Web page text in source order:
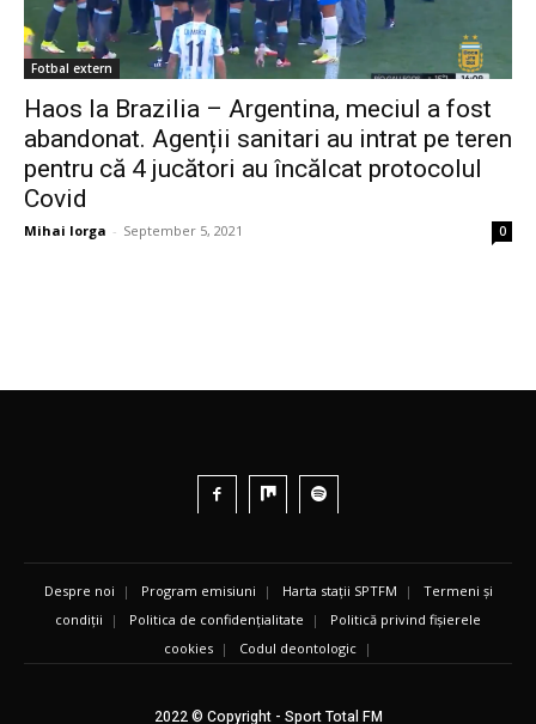
Fotbal extern
Haos la Brazilia – Argentina, meciul a fost
abandonat. Agenții sanitari au intrat pe teren
pentru că 4 jucători au încălcat protocolul
Covid
Mihai Iorga - September 5, 2021 0
Despre noi | Program emisiuni | Harta stații SPTFM | Termeni și
condiții | Politica de confidențialitate | Politică privind fișierele
cookies | Codul deontologic |
2022 © Copyright - Sport Total FM